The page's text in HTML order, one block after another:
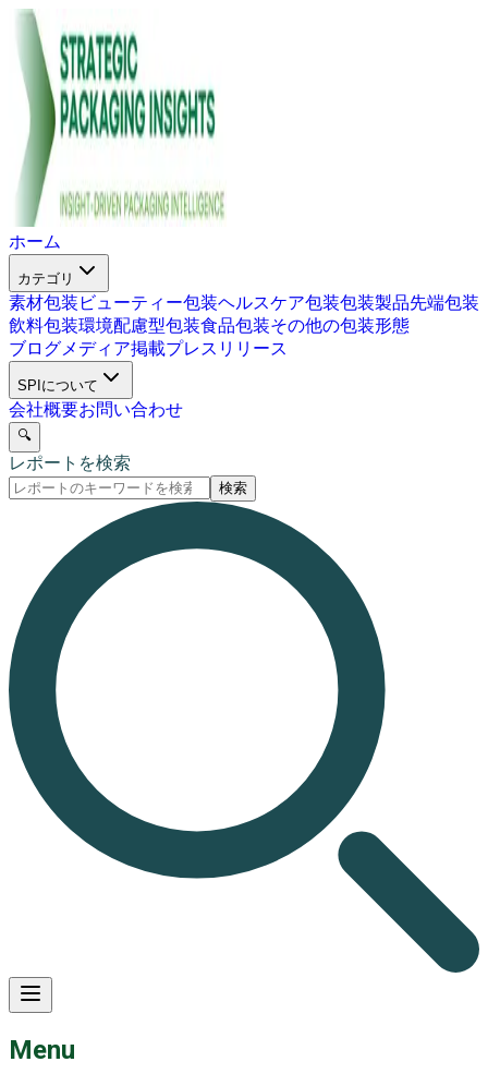
ホーム
カテゴリ
素材包装 ビューティー包装ヘルスケア包装包装製品先端包装
飲料包装環境配慮型包装食品包装その他の包装形態
ブログメディア掲載プレスリリース
SPIについて
会社概要お問い合わせ
🔍
レポートを検索
検索
Menu